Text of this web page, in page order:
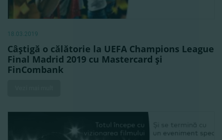
18.03.2019
Câştigă o călătorie la UEFA Champions League
Final Madrid 2019 cu Mastercard şi
FinCombank